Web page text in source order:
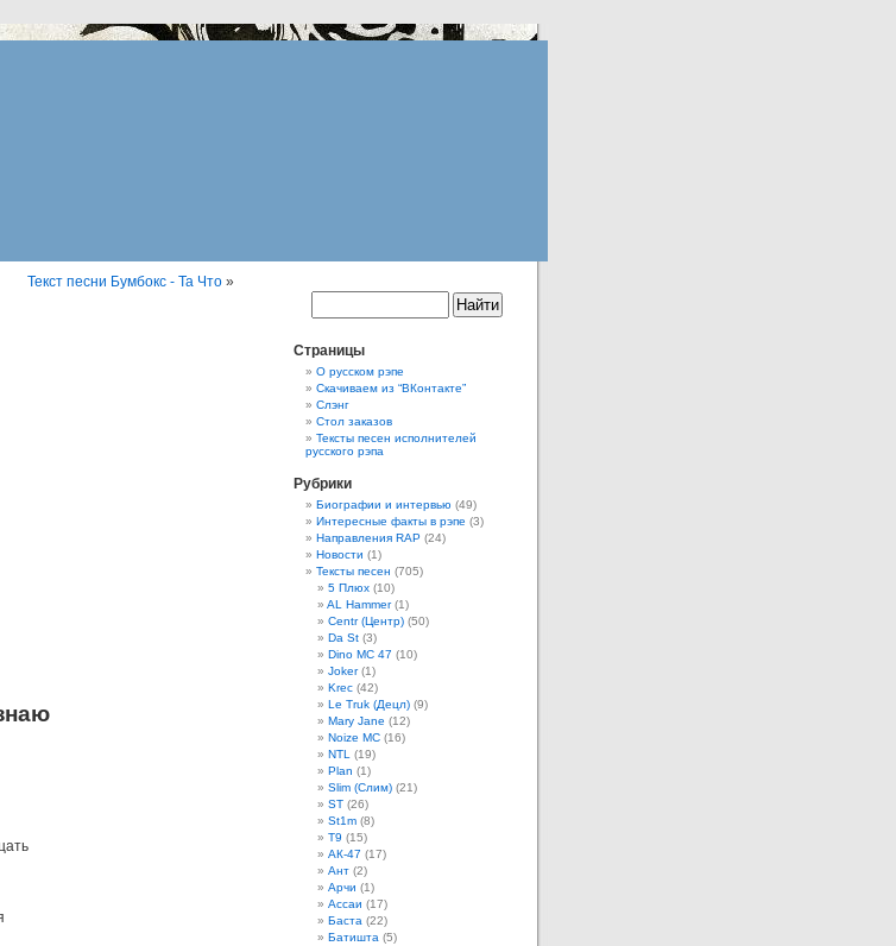
Текст песни Бумбокс - Та Что »
Страницы
О русском рэпе
Скачиваем из “ВКонтакте”
Слэнг
Стол заказов
Тексты песен исполнителей
русского рэпа
Рубрики
Биографии и интервью (49)
Интересные факты в рэпе (3)
Направления RAP (24)
Новости (1)
Тексты песен (705)
5 Плюх (10)
AL Hammer(1)
Centr (Центр) (50)
Da St (3)
Dino MC 47 (10)
Joker(1)
Krec (42)
Le Truk (Децл) (9)
Mary Jane (12)
Noize MC (16)
NTL
(19)
Plan (1)
Slim (Слим) (21)
ST (26)
St1m (8)
T9 (15)
АК-47 (17)
Ант (2)
Арчи (1)
Ассаи (17)
Баста (22)
Батишта (5)